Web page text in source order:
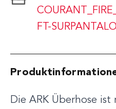
Die ARK Überhose
FT-